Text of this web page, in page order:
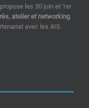
les 30 juin et 1er
atelier et networking.
avec les AIS.